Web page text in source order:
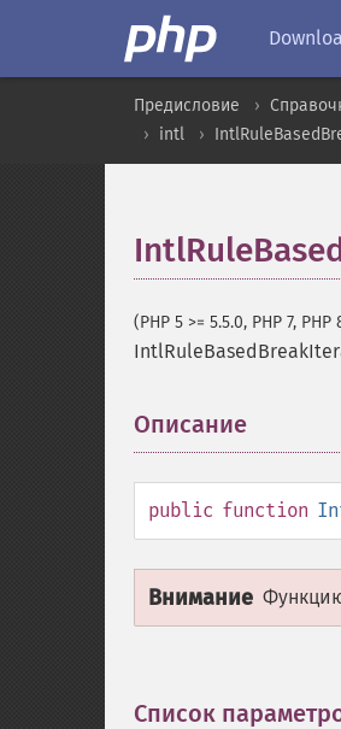
Предисловие
intl
(PHP 5 >= 5.5.0, PHP 7, PHP
Описание
public function
Внимание
Список